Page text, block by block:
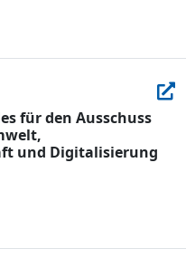
für den Ausschuss
und Digitalisierung